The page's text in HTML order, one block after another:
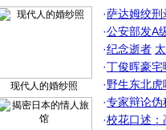
现代人的婚纱照
·萨达姆绞刑
·公安部发A
·纪念逝者
·丁俊晖豪
·野生东北
·专家辩论伪
·校花口述：